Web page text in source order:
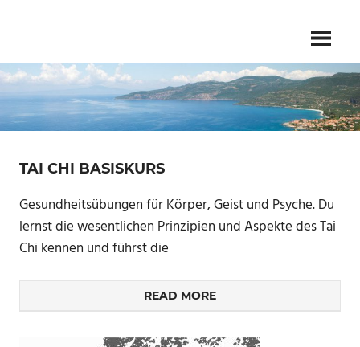
SCHULE
FLIEDER
–
Meditation
TAI CHI BASISKURS
Gesundheitsübungen für Körper, Geist und Psyche. Du
lernst die wesentlichen Prinzipien und Aspekte des Tai
Chi kennen und führst die
READ MORE